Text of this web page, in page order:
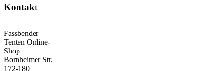
Kontakt
Fassbender
Tenten Online-
Shop
Bornheimer Str.
172-180